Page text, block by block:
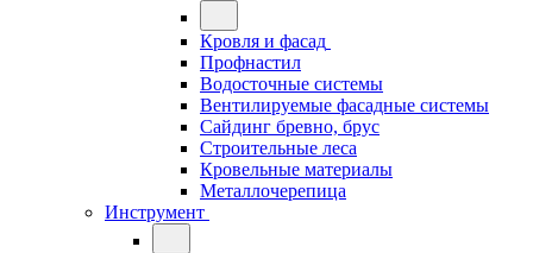
Кровля и фасад
Профнастил
Водосточные системы
Вентилируемые фасадные системы
Сайдинг бревно, брус
Строительные леса
Кровельные материалы
Металлочерепица
Инструмент